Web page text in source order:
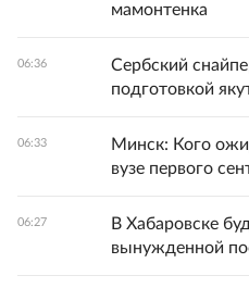
мамонтенка
06:36
Сербский
подготовкой
06:33
Минск: Кого
вузе первого
06:27
В Хабаровске
вынужденной